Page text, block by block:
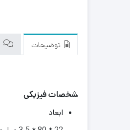
توضیحات
مشخصات فیزیکی
ابعاد